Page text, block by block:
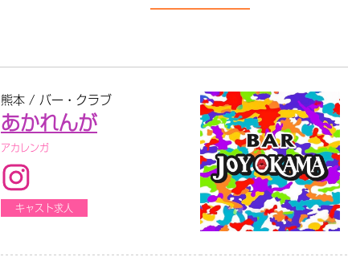
熊本 / バー・クラブ
あかれんが
アカレンガ
キャスト求人